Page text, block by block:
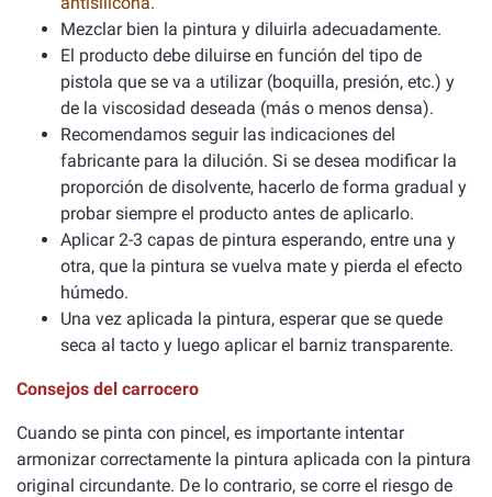
Mezclar bien la pintura y diluirla adecuadamente.
El producto debe diluirse en función del tipo de
pistola que se va a utilizar (boquilla, presión, etc.) y
de la viscosidad deseada (más o menos densa).
Recomendamos seguir las indicaciones del
fabricante para la dilución. Si se desea modificar la
proporción de disolvente, hacerlo de forma gradual y
probar siempre el producto antes de aplicarlo.
Aplicar 2-3 capas de pintura esperando, entre una y
otra, que la pintura se vuelva mate y pierda el efecto
húmedo.
Una vez aplicada la pintura, esperar que se quede
seca al tacto y luego aplicar el barniz transparente.
Consejos del carrocero
Cuando se pinta con pincel, es importante intentar
armonizar correctamente la pintura aplicada con la pintura
original circundante. De lo contrario, se corre el riesgo de